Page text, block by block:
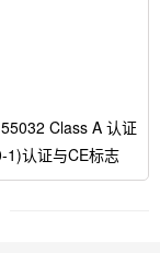
Class A 认证
1)认证与CE标志